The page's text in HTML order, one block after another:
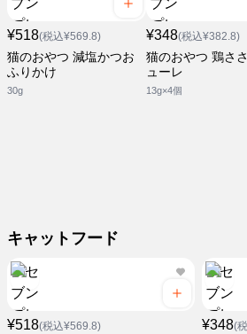
¥518(税込¥569.8)
猫のおやつ 減塩かつお
ふりかけ
30g
¥348(税込¥382.8)
猫のおやつ 鶏さ
ューレ
13g×4個
キャットフード
¥518(税込¥569.8) ¥348(